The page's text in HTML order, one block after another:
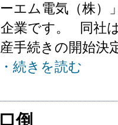
ーエム電気（株
業です。 同社
手続きの開始決
・続きを読む